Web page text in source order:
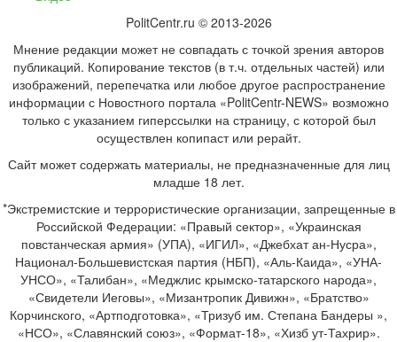
PolitCentr.ru © 2013-2026
Мнение редакции может не совпадать с точкой зрения авторов
публикаций. Копирование текстов (в т.ч. отдельных частей) или
изображений, перепечатка или любое другое распространение
информации с Новостного портала «PolitCentr-NEWS» возможно
только с указанием гиперссылки на страницу, с которой был
осуществлен копипаст или рерайт.
Сайт может содержать материалы, не предназначенные для лиц
младше 18 лет.
*Экстремистские и террористические организации, запрещенные в
Российской Федерации: «Правый сектор», «Украинская
повстанческая армия» (УПА), «ИГИЛ», «Джебхат ан-Нусра»,
Национал-Большевистская партия (НБП), «Аль-Каида», «УНА-
УНСО», «Талибан», «Меджлис крымско-татарского народа»,
«Свидетели Иеговы», «Мизантропик Дивижн», «Братство»
Корчинского, «Артподготовка», «Тризуб им. Степана Бандеры »,
«НСО», «Славянский союз», «Формат-18», «Хизб ут-Тахрир».